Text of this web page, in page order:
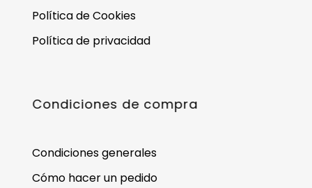
Política de Cookies
Política de privacidad
Condiciones de compra
Condiciones generales
Cómo hacer un pedido